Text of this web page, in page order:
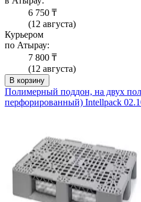
6 750 ₸
(12 августа)
Курьером
по Атырау:
7 800 ₸
(12 августа)
В корзину
Полимерный поддон, на двух
перфорированный) Intellpack